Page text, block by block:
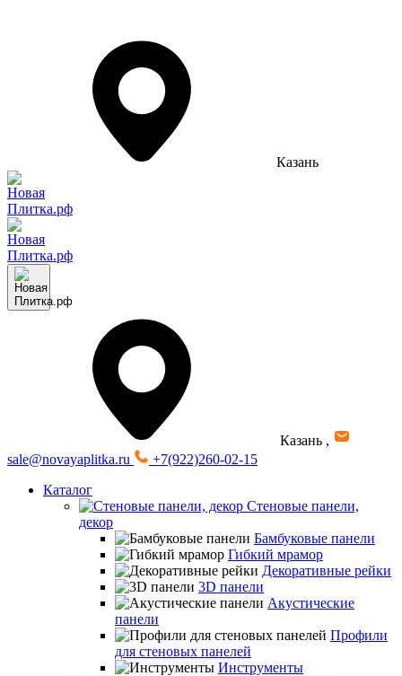
Казань
Казань ,
sale@novayaplitka.ru
+7(922)260-02-15
Каталог
Стеновые панели,
декор
Бамбуковые панели
Гибкий мрамор
Декоративные рейки
3D панели
Акустические
панели
Профили
для стеновых панелей
Инструменты